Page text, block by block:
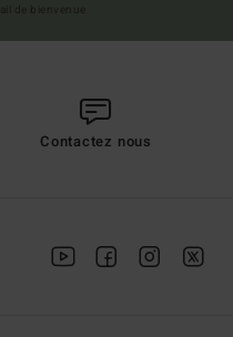
Contactez nous